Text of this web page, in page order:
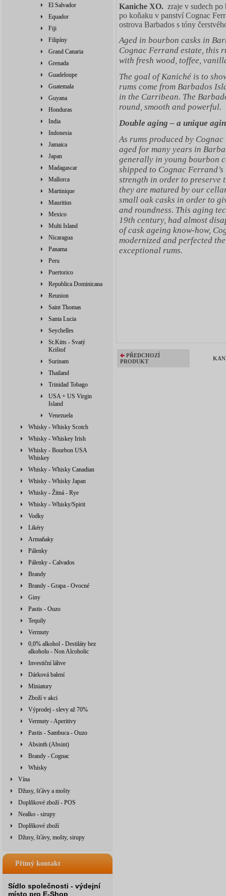
El Salvador
Equador
Fiji
Filipíny
Grand Canaria
Grenada
Guadeloupe
Guatemala
Guyana
Honduras
India
Indonesia
Jamaica
Japan
Madagascar
Mallorca
Martinique
Mauritius
Mexico
Multi Island
Nicaragua
Panama
Peru
Puertorico
Republica Dominicana
Reunion
Saint Thomas
Santa Lucia
Seychelles
St.Kitts - Svatý
Krištof
Surinam
Thailand
Trinidad Tobago
USA + US Virgin
Island
Venezuela
Whisky - Whisky Scotch
Whisky - Whiskey Irish
Whisky - Bourbon USA
Whiskey
Whisky - Whisky Canadian
Whisky - Whisky Japan
Whisky - Žitná - Rye
Whisky - Whisky/Spirit
Vodky
Likéry
Armaňaky
Pálenky
Pálenky - Calvados
Brandy
Brandy - Grapa - Ovocné
Giny
Pastis - Ouzo
Tequily
Vermuty
0,0% alkohol - Destiláty bez
alkoholu - Non Alcoholic
Investiční láhve
Dárková balení
Miniatury
Zboží v akci
Výprodej - slevy až 70%
Vermuty - Aperitivy
Pastis - Sambuca - Ouzo
Absinth (Absint)
Brandy - Cognac
Whisky
Vína
Džusy, šťávy a mošty
Doplňkové zboží - POS
Nealko - sirupy
Doplňkové zboží
Džusy, šťávy, mošty, sirupy
Přímý kontakt
Sídlo společnosti - výdejní
místo pro E-Shop
Kaniche XO. zraje v sudech po
po koňaku v panství Cognac
ostrova Barbados s tóny
Aged in bourbon casks in
Cognac Ferrand estate, this
with fresh wood, toffee,
The goal of Kaniché is to
rums come from Barbados
in the Carribean. The
round, smooth and powerful.
Double aging – a unique
As rums produced by
aged for many years in
generally in young bourbon
shipped to Cognac
strength in order to preserve
they are matured by our
small oak casks in order to
and roundness. This aging
19th century, had almost
of cask ageing know-how,
modernized and perfected
exceptional rums.
PŘEDCHOZÍ
PRODUKT